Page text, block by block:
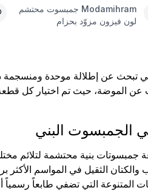
Modamihram جمبسوت محتشم
لون فيزون مزوّد بحزام
التي تبحث عن إطلالة موحدة
عن الموضة، حيث تم اختيار كل
الجمبسوت البني
بنية محتشمة لتلائم
الثقيل في المواسم
المتنوعة التي تضفي طابعاً